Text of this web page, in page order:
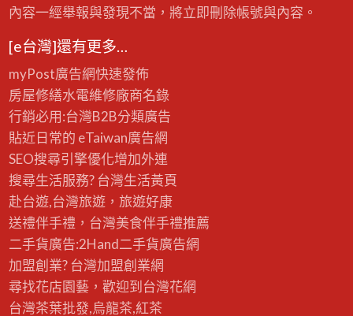
內容一經舉報與發現不當，將立即刪除帳號與內容。
[e台灣]還有更多…
myPost廣告網快速發佈
房屋修繕水電維修廠商名錄
行銷必用:台灣B2B分類廣告
貼近日常的 eTaiwan廣告網
SEO搜尋引擎優化增加外連
搜尋生活服務? 台灣生活黃頁
赴台遊,台灣旅遊，旅遊好康
送禮伴手禮，台灣美食伴手禮推薦
二手貨廣告:2Hand二手貨廣告網
加盟創業? 台灣加盟創業網
尋找花店園藝，歡迎到 台灣花網
台灣茶葉批發,烏龍茶,紅茶